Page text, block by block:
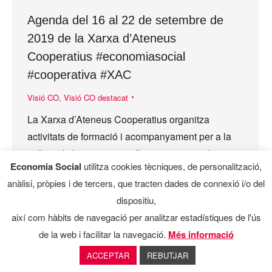
Agenda del 16 al 22 de setembre de
2019 de la Xarxa d’Ateneus
Cooperatius #economiasocial
#cooperativa #XAC
Visió CO, Visió CO destacat
La Xarxa d’Ateneus Cooperatius organitza
activitats de formació i acompanyament per a la
millora de les empreses d’economia social,
cooperativa i el tercer sector. A continuació podeu
veure l’agenda prevista…
Economia Social utilitza cookies tècniques, de personalització,
anàlisi, pròpies i de tercers, que tracten dades de connexió i/o del
dispositiu,
així com hàbits de navegació per analitzar estadístiques de l'ús
de la web i facilitar la navegació. Més informació
ACCEPTAR REBUTJAR